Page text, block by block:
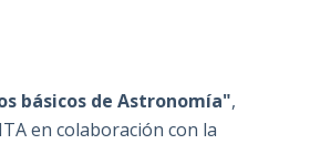
básicos de Astronomía",
en colaboración con la